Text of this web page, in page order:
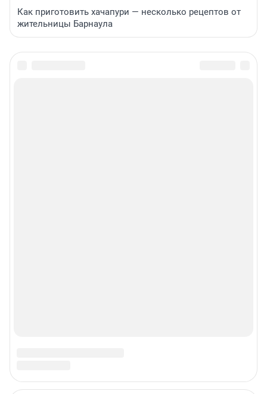
Как приготовить хачапури — несколько рецептов от
жительницы Барнаула